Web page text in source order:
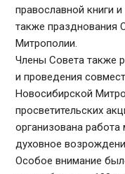
православной книги
также празднования
Митрополии.
Члены Совета также
и проведения
Новосибирской
просветительских
организована
духовное
Особое внимание